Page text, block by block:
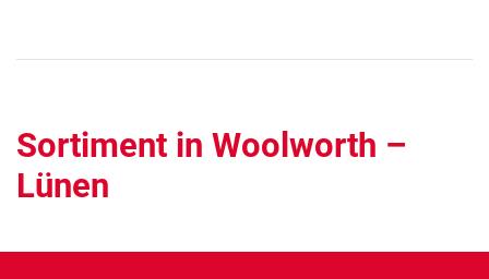
Sortiment in Woolworth –
Lünen